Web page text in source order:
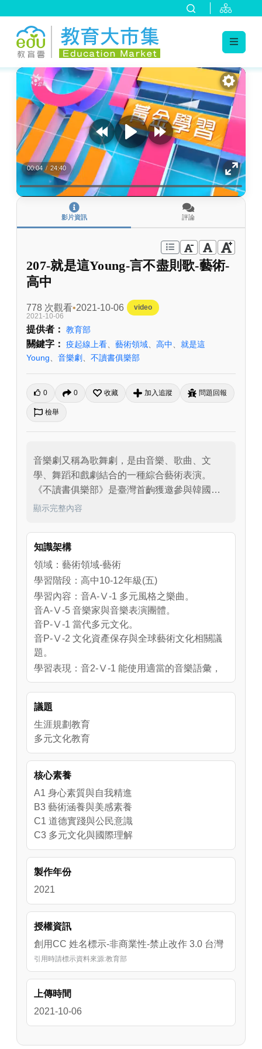
:::
00:04 / 24:40
影片資訊 評論
207-就是這Young-言不盡則歌-藝術-
高中
778 次觀看 2021-10-06
video
2021-10-06
提供者： 教育部
關鍵字： 疫起線上看 藝術領域 高中
就是這
Young
音樂劇 不讀書俱樂部
0 0 收藏 加入追蹤 問題回報
檢舉
音樂劇又稱為歌舞劇，是由音樂、歌曲、文
學、舞蹈和戲劇結合的一種綜合藝術表演。
《不讀書俱樂部》是臺灣首齣獲邀參與韓國大
邱國際音樂劇節的音樂劇作品，這是一齣故事
常帶出令人拍案叫絕的意外！現在讓我們一起
來認識和了解這群人、這部劇。
顯示完整內容
知識架構
領域：藝術領域-藝術
學習階段：高中10-12年級(五)
學習內容：音A-Ⅴ-1 多元風格之樂曲。
音A-Ⅴ-5 音樂家與音樂表演團體。
音P-Ⅴ-1 當代多元文化。
音P-Ⅴ-2 文化資產保存與全球藝術文化相關議
題。
學習表現：音2-Ⅴ-1 能使用適當的音樂語彙，
賞析不同時期與地域的音樂作品，探索音樂與
音2-Ⅴ-2 能探究樂曲創作背景與文化的關聯，
並闡述自我觀點。
音3-Ⅴ-1 能探究在地及全球藝術文化相關議
題，並以音樂展現對社會及文化的關懷。
議題
生涯規劃教育
多元文化教育
核心素養
A1 身心素質與自我精進
B3 藝術涵養與美感素養
C1 道德實踐與公民意識
C3 多元文化與國際理解
製作年份
2021
授權資訊
創用CC 姓名標示-非商業性-禁止改作 3.0 台灣
引用時請標示資料來源:教育部
上傳時間
2021-10-06